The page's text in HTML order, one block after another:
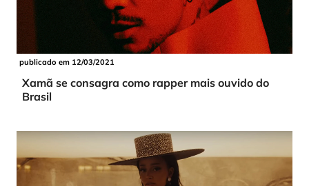
publicado em 12/03/2021
Xamã se consagra como rapper mais ouvido do
Brasil